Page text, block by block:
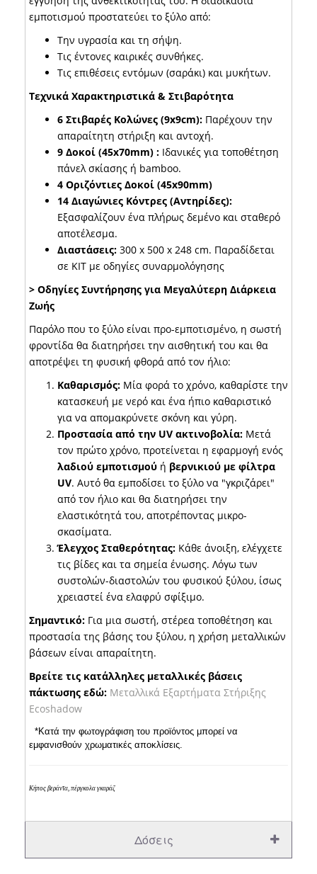
εμποτισμού προστατεύει το ξύλο από:
Την υγρασία και τη σήψη.
Τις έντονες καιρικές συνθήκες.
Τις επιθέσεις εντόμων (σαράκι) και μυκήτων.
Τεχνικά Χαρακτηριστικά & Στιβαρότητα
6 Στιβαρές Κολώνες (9x9cm): Παρέχουν την
απαραίτητη στήριξη και αντοχή.
9 Δοκοί (45x70mm) : Ιδανικές για τοποθέτηση
πάνελ σκίασης ή bamboo.
4 Οριζόντιες Δοκοί (45x90mm)
14 Διαγώνιες Κόντρες (Αντηρίδες):
Εξασφαλίζουν ένα πλήρως δεμένο και σταθερό
αποτέλεσμα.
Διαστάσεις: 300 x 500 x 248 cm. Παραδίδεται
σε ΚΙΤ με οδηγίες συναρμολόγησης
> Οδηγίες Συντήρησης για Μεγαλύτερη Διάρκεια
Ζωής
Παρόλο που το ξύλο είναι προ-εμποτισμένο, η σωστή
φροντίδα θα διατηρήσει την αισθητική του και θα
αποτρέψει τη φυσική φθορά από τον ήλιο:
Καθαρισμός: Μία φορά το χρόνο, καθαρίστε την
κατασκευή με νερό και ένα ήπιο καθαριστικό
για να απομακρύνετε σκόνη και γύρη.
Προστασία από την UV ακτινοβολία: Μετά
τον πρώτο χρόνο, προτείνεται η εφαρμογή ενός
λαδιού εμποτισμού ή βερνικιού με φίλτρα
UV. Αυτό θα εμποδίσει το ξύλο να "γκριζάρει"
από τον ήλιο και θα διατηρήσει την
ελαστικότητά του, αποτρέποντας μικρο-
σκασίματα.
Έλεγχος Σταθερότητας: Κάθε άνοιξη, ελέγχετε
τις βίδες και τα σημεία ένωσης. Λόγω των
συστολών-διαστολών του φυσικού ξύλου, ίσως
χρειαστεί ένα ελαφρύ σφίξιμο.
Σημαντικό: Για μια σωστή, στέρεα τοποθέτηση και
προστασία της βάσης του ξύλου, η χρήση μεταλλικών
βάσεων είναι απαραίτητη.
Βρείτε τις κατάλληλες μεταλλικές βάσεις
πάκτωσης εδώ: Μεταλλικά Εξαρτήματα Στήριξης
Ecoshadow
*Κατά την φωτογράφιση του προϊόντος μπορεί να
εμφανισθούν χρωματικές αποκλίσεις.
Κήπος βεράντα, πέργκολα γκαράζ
Δόσεις